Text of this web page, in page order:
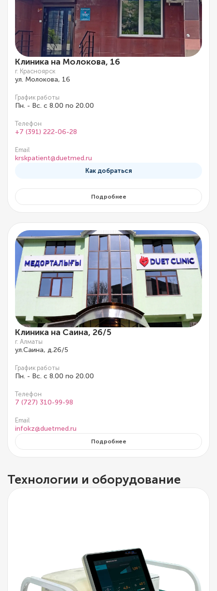
Клиника на Молокова, 16
г. Красноярск
ул. Молокова, 16
График работы
Пн. - Вс. с 8.00 по 20.00
Телефон
+7 (391) 222-06-28
Email
krskpatient@duetmed.ru
Как добраться
Подробнее
Клиника на Саина, 26/5
г. Алматы
ул.Саина, д.26/5
График работы
Пн. - Вс. с 8.00 по 20.00
Телефон
7 (727) 310-99-98
Email
infokz@duetmed.ru
Подробнее
Технологии и оборудование